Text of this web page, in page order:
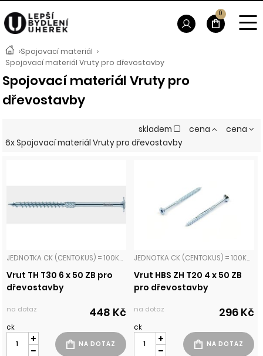
›Spojovací materiál ›
Spojovací materiál Vruty pro dřevostavby
Spojovací materiál Vruty pro
dřevostavby
skladem cena
cena
6x Spojovací materiál Vruty pro dřevostavby
JEDNOTKA CK (CENTOKUS) = 100KS VRUTY PRO DŘEVOSTAVBY TALÍŘOVÁ HLAVA
Vrut TH T30 6 x 50 ZB pro
dřevostavby
na dotaz 448 Kč
ck
JEDNOTKA CK (CENTOKUS) = 100KS VRUTY PRO DŘEVOSTAVBY ZÁPUSTNÁ HLAVA
Vrut HBS ZH T20 4 x 50 ZB
pro dřevostavby
na dotaz 296 Kč
ck
0